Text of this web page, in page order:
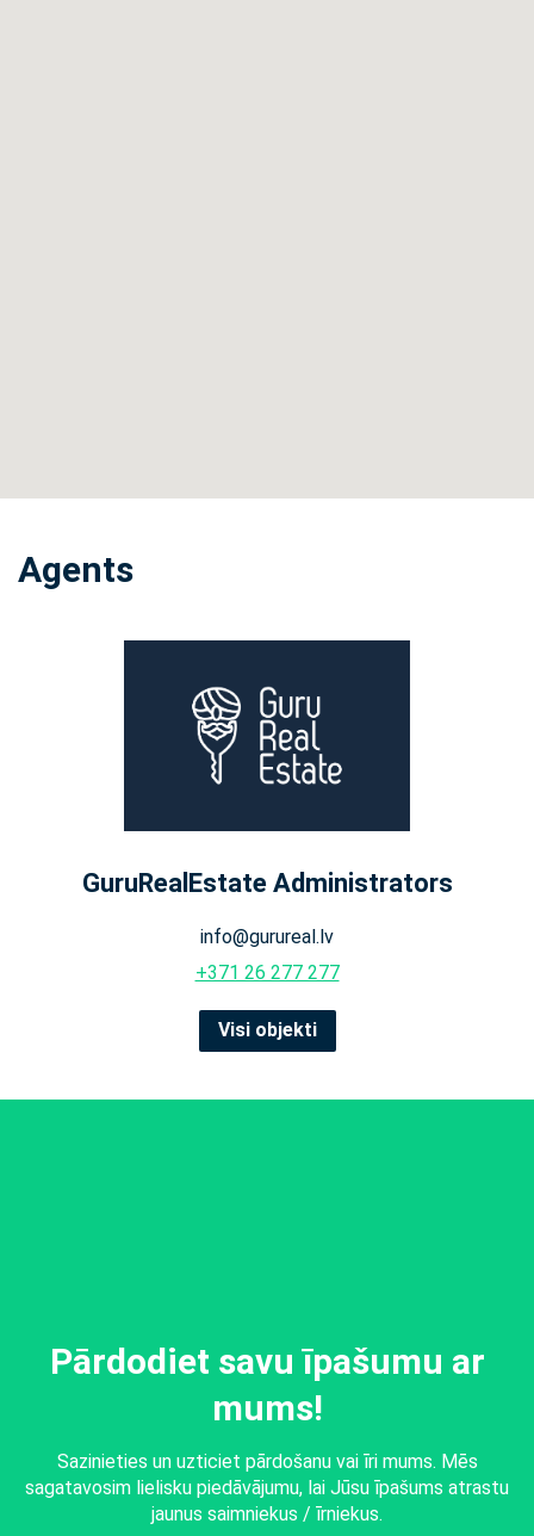
Agents
GuruRealEstate Administrators
info@gurureal.lv
+371 26 277 277
Visi objekti
Pārdodiet savu īpašumu ar
mums!
Sazinieties un uzticiet pārdošanu vai īri mums. Mēs
sagatavosim lielisku piedāvājumu, lai Jūsu īpašums atrastu
jaunus saimniekus / īrniekus.